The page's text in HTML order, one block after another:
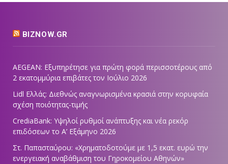
BIZNOW.GR
AEGEAN: Εξυπηρέτησε για πρώτη φορά περισσοτέρους από
2 εκατομμύρια επιβάτες τον Ιούλιο 2026
Lidl Ελλάς: Διεθνώς αναγνωρισμένα κρασιά στην κορυφαία
σχέση ποιότητας-τιμής
CrediaBank: Υψηλοί ρυθμοί ανάπτυξης και νέα ρεκόρ
επιδόσεων το Α’ Εξάμηνο 2026
Στ. Παπασταύρου: «Χρηματοδοτούμε με 1,5 εκατ. ευρώ την
ενεργειακή αναβάθμιση του Γηροκομείου Αθηνών»